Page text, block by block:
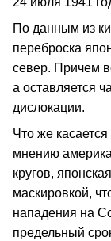
По данным из
переброска
север. Причем
а оставляется
дислокации.
Что же
мнению
кругов,
маскировкой,
нападения на
предельный